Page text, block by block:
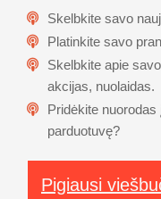
Skelbkite savo
Platinkite savo
Skelbkite apie
akcijas, nuolaidas.
Pridėkite
parduotuvę?
Pigiausi